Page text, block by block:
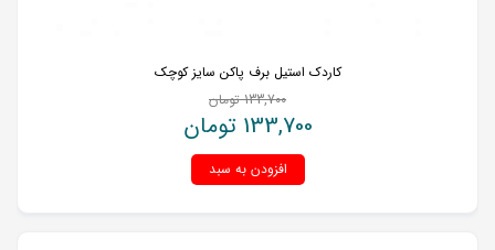
کاردک استیل برف پاکن سایز کوچک
133,700 تومان
133,700 تومان
افزودن به سبد